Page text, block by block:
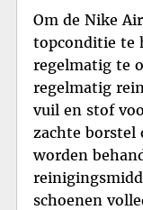
Om de Nike
topconditie te
regelmatig te
regelmatig
vuil en stof
zachte borstel
worden
schoenen